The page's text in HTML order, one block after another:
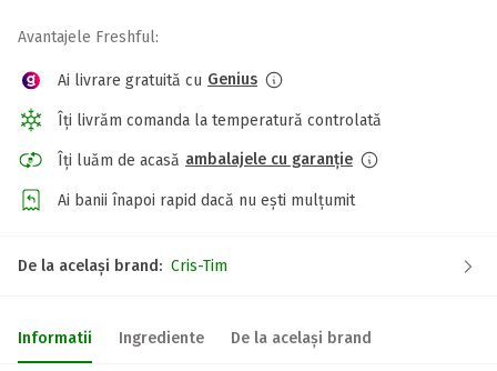
Avantajele Freshful:
Ai livrare gratuită cu Genius
Îți livrăm comanda la temperatură controlată
Îți luăm de acasă ambalajele cu garanție
Ai banii înapoi rapid dacă nu ești mulțumit
De la același brand: Cris-Tim
Informatii Ingrediente De la același brand